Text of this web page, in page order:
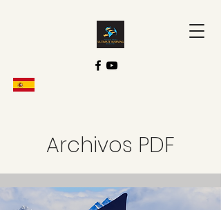
Archivos PDF